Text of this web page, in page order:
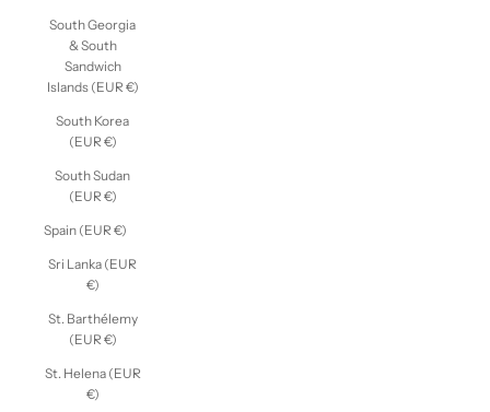
South Georgia
& South
Sandwich
Islands (EUR €)
South Korea
(EUR €)
South Sudan
(EUR €)
Spain (EUR €)
Sri Lanka (EUR
€)
St. Barthélemy
(EUR €)
St. Helena (EUR
€)